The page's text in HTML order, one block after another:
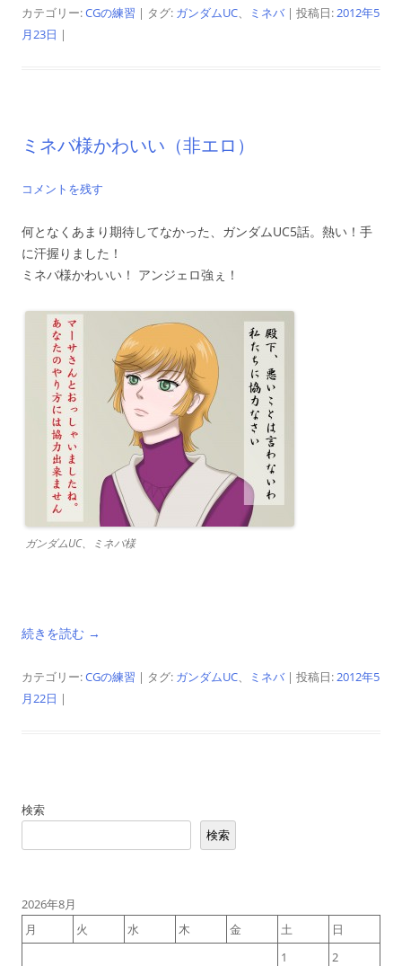
カテゴリー:CGの練習 | タグ: ガンダムUC、 ミネバ | 投稿日:2012年5
月23日 |
ミネバ様かわいい（非エロ）
コメントを残す
何となくあまり期待してなかった、ガンダムUC5話。熱い！手
に汗握りました！
ミネバ様かわいい！ アンジェロ強ぇ！
ガンダムUC、ミネバ様
続きを読む →
カテゴリー:CGの練習 | タグ: ガンダムUC、 ミネバ | 投稿日:2012年5
月22日 |
検索
検索
2026年8月
月
火 水 木 金 土
日
1
2